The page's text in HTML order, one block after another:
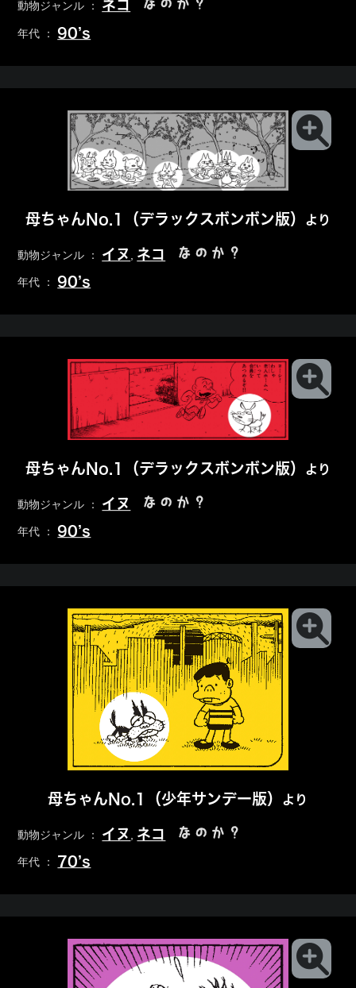
動物ジャンル ： ネコ なのか？
年代 ： 90’s
母ちゃんNo.1（デラックスボンボン版） より
動物ジャンル ： イヌ ネコ なのか？
年代 ： 90’s
母ちゃんNo.1（デラックスボンボン版） より
動物ジャンル ： イヌ なのか？
年代 ： 90’s
母ちゃんNo.1（少年サンデー版） より
動物ジャンル ： イヌ ネコ なのか？
年代 ： 70’s